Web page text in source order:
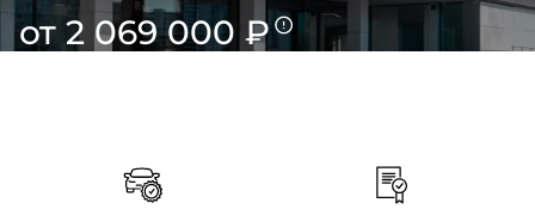
от 2 069 000 ₽